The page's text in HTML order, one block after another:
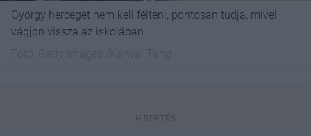
György herceget nem kell félteni, pontosan tudja, mivel
vágjon vissza az iskolában